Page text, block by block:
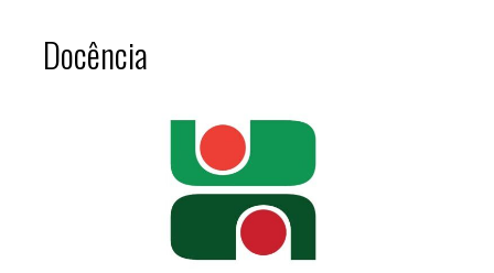
Docência